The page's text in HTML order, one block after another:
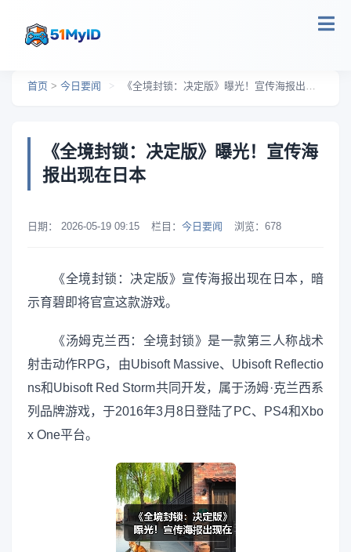
首页 > 今日要闻 > 《全境封锁：决定版》曝光！宣传海报出现在日本
《全境封锁：决定版》曝光！宣传海
报出现在日本
日期： 2026-05-19 09:15 栏目： 今日要闻 浏览： 678
《全境封锁：决定版》宣传海报出现在日本，暗
示育碧即将官宣这款游戏。
《汤姆克兰西：全境封锁》是一款第三人称战术
射击动作RPG，由Ubisoft Massive、Ubisoft Reflectio
ns和Ubisoft Red Storm共同开发，属于汤姆·克兰西系
列品牌游戏，于2016年3月8日登陆了PC、PS4和Xbo
x One平台。